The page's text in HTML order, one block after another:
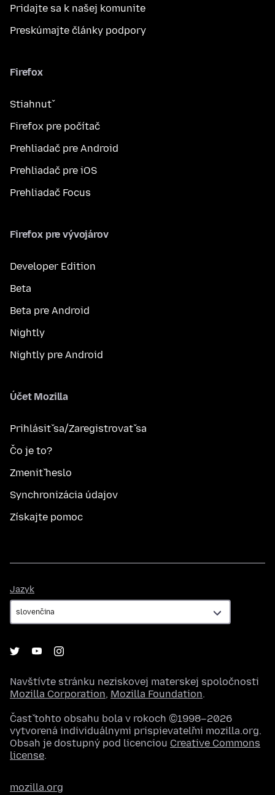
Pridajte sa k našej komunite
Preskúmajte články podpory
Firefox
Stiahnuť
Firefox pre počítač
Prehliadač pre Android
Prehliadač pre iOS
Prehliadač Focus
Firefox pre vývojárov
Developer Edition
Beta
Beta pre Android
Nightly
Nightly pre Android
Účet Mozilla
Prihlásiť sa/Zaregistrovať sa
Čo je to?
Zmeniť heslo
Synchronizácia údajov
Získajte pomoc
Jazyk
Navštívte stránku neziskovej materskej spoločnosti
Mozilla Corporation, Mozilla Foundation.
Časť tohto obsahu bola v rokoch ©1998–2026
vytvorená individuálnymi prispievateľmi mozilla.org.
Obsah je dostupný pod licenciou Creative Commons
license.
mozilla.org